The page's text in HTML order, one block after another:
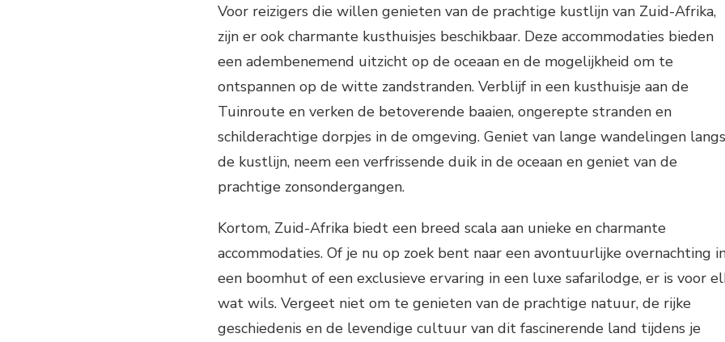
Voor reizigers die willen genieten van de prachtige kustlijn van Zuid-Afrika,
zijn er ook charmante kusthuisjes beschikbaar. Deze accommodaties bieden
een adembenemend uitzicht op de oceaan en de mogelijkheid om te
ontspannen op de witte zandstranden. Verblijf in een kusthuisje aan de
Tuinroute en verken de betoverende baaien, ongerepte stranden en
schilderachtige dorpjes in de omgeving. Geniet van lange wandelingen langs
de kustlijn, neem een verfrissende duik in de oceaan en geniet van de
prachtige zonsondergangen.
Kortom, Zuid-Afrika biedt een breed scala aan unieke en charmante
accommodaties. Of je nu op zoek bent naar een avontuurlijke overnachting
een boomhut of een exclusieve ervaring in een luxe safarilodge, er is voor
wat wils. Vergeet niet om te genieten van de prachtige natuur, de rijke
geschiedenis en de levendige cultuur van dit fascinerende land tijdens je